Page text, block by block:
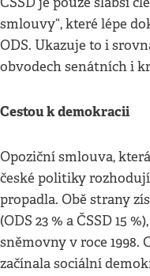
smlouvy“, které lépe
ODS. Ukazuje to i
obvodech senátních i
Cestou k demokracii
Opoziční smlouva,
české politiky
propadla. Obě strany
(ODS 23 % a ČSSD 15
sněmovny v roce 1998.
začínala sociální